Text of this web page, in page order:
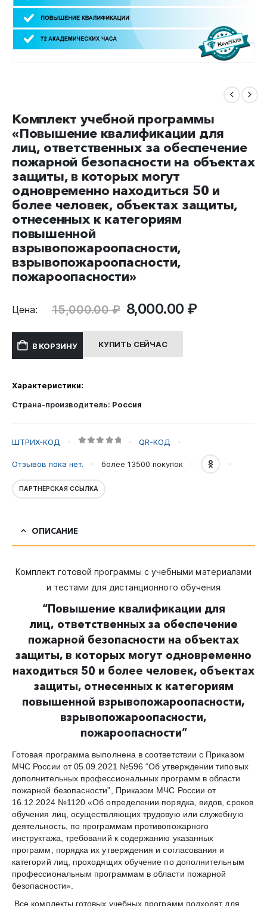
Комплект учебной программы
«Повышение квалификации для
лиц, ответственных за обеспечение
пожарной безопасности на объектах
защиты, в которых могут
одновременно находиться 50 и
более человек, объектах защиты,
отнесенных к категориям
повышенной
взрывопожароопасности,
взрывопожароопасности,
пожароопасности»
Цена: 15,000.00₽ Первоначальная
составляла
15,000.00 ₽.
8,000.00 ₽Текущая
В КОРЗИНУ КУПИТЬ СЕЙЧАС
Характеристики:
Страна-производитель: Россия
ШТРИХ-КОД QR-КОД
Отзывов пока нет. более 13500 покупок
ПАРТНЁРСКАЯ ССЫЛКА
ОПИСАНИЕ
Комплект готовой программы с учебными материалами
и тестами для дистанционного обучения
“Повышение квалификации для
лиц, ответственныхза обеспечение
пожарной безопасности на объектах
защиты, в которых могут одновременно
находиться 50 и более человек, объектах
защиты, отнесенных к категориям
повышенной взрывопожароопасности,
взрывопожароопасности,
пожароопасности”
Готовая программа выполнена в соответствии с Приказом
МЧС России от 05.09.2021 №596 “Об утверждении типовых
дополнительных профессиональных программ в области
пожарной безопасности”, Приказом МЧС России от
16.12.2024 №1120 «Об определении порядка, видов, сроков
обучения лиц, осуществляющих трудовую или служебную
деятельность, по программам противопожарного
инструктажа, требований к содержанию указанных
программ, порядка их утверждения и согласования и
категорий лиц, проходящих обучение по дополнительным
профессиональным программам в области пожарной
безопасности».
Все комплекты готовых учебных программ подходят для